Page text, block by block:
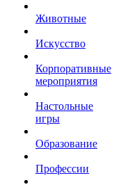
Животные
Искусство
Корпоративные
мероприятия
Настольные
игры
Образование
Профессии